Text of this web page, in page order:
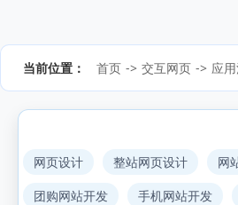
当前位置： 首页 -> 交互网页 -> 应
网页设计 整站网页设计 网
团购网站开发
手机网站开发